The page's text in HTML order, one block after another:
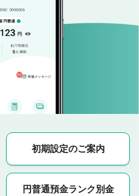
初期設定のご案内
円普通預金ランク別金